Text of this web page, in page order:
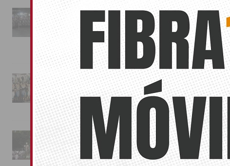
La Entrada Cristiana llena de
esplendor las calles de
Almoradí en una multitudinaria
jornada festera
02/08/2026
La magia de la Entrada Mora
conquista las calles de
Almoradí
01/08/2026
La fiesta se adueña de
Almoradí con la presentación
de los cargos festeros y la
toma del castillo